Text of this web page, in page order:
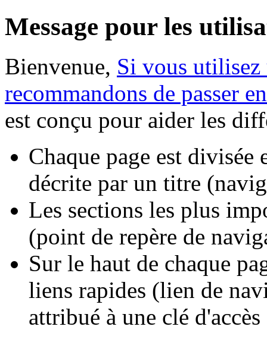
Message pour les
Bienvenue, Si vous utilisez
recommandons de passer
est conçu pour aider les
Chaque page est divisée
décrite par un titre
Les sections les plus
(point de repère de
Sur le haut de chaque
liens rapides (lien de
attribué à une clé